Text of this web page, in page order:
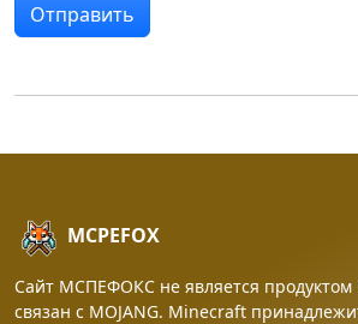
MCPEFOX
Сайт МСПЕФОКС не является
связан с MOJANG. Minecraft